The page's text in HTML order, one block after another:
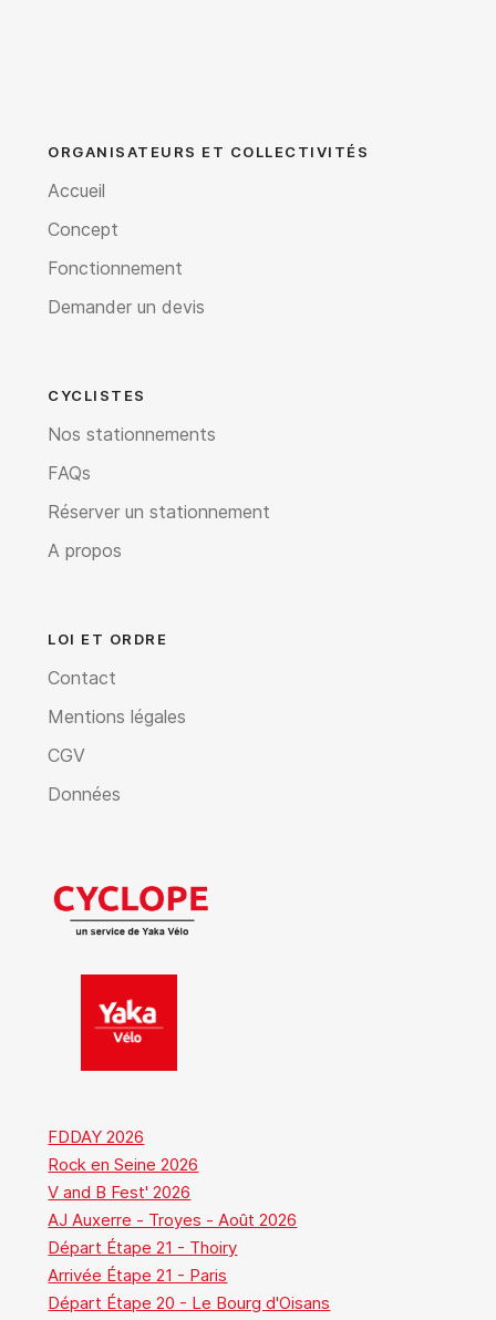
CYCLISTES
Nos stationnements
FAQs
Réserver un stationnement
A propos
LOI ET ORDRE
Contact
Mentions légales
CGV
Données
ORGANISATEURS ET COLLECTIVITÉS
Accueil
Concept
Fonctionnement
Demander un devis
FDDAY 2026
Rock en Seine 2026
V and B Fest' 2026
AJ Auxerre - Troyes - Août 2026
Départ Étape 21 - Thoiry
Arrivée Étape 21 - Paris
Départ Étape 20 - Le Bourg d'Oisans